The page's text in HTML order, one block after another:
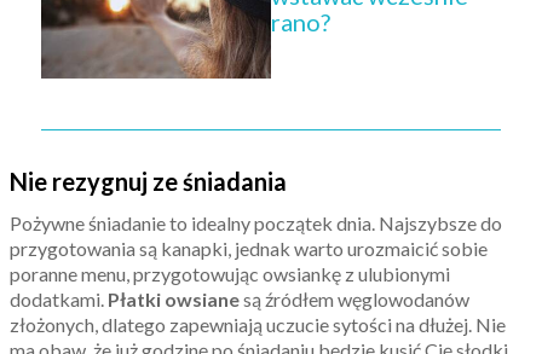
rano?
Nie rezygnuj ze śniadania
Pożywne śniadanie to idealny początek dnia. Najszybsze do
przygotowania są kanapki, jednak warto urozmaicić sobie
poranne menu, przygotowując owsiankę z ulubionymi
dodatkami. Płatki owsianesą źródłem węglowodanów
złożonych, dlatego zapewniają uczucie sytości na dłużej. Nie